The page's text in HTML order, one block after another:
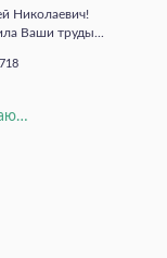
Николаевич!
Ваши труды...
718